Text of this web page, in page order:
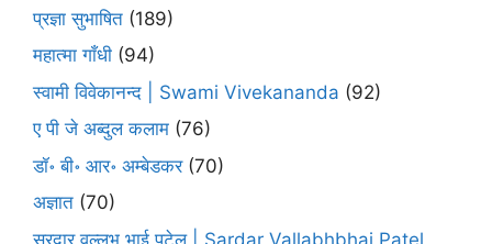
प्रज्ञा सुभाषित (189)
महात्मा गाँधी (94)
स्वामी विवेकानन्द | Swami Vivekananda (92)
ए पी जे अब्दुल कलाम (76)
डॉ॰ बी॰ आर॰ अम्बेडकर(70)
अज्ञात (70)
सरदार वल्लभ भाई पटेल | Sardar Vallabhbhai Patel